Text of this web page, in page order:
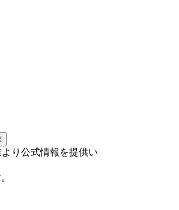
り公式情報を提供い